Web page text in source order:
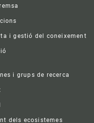
i gestió del coneixement
i grups de recerca
dels ecosistemes